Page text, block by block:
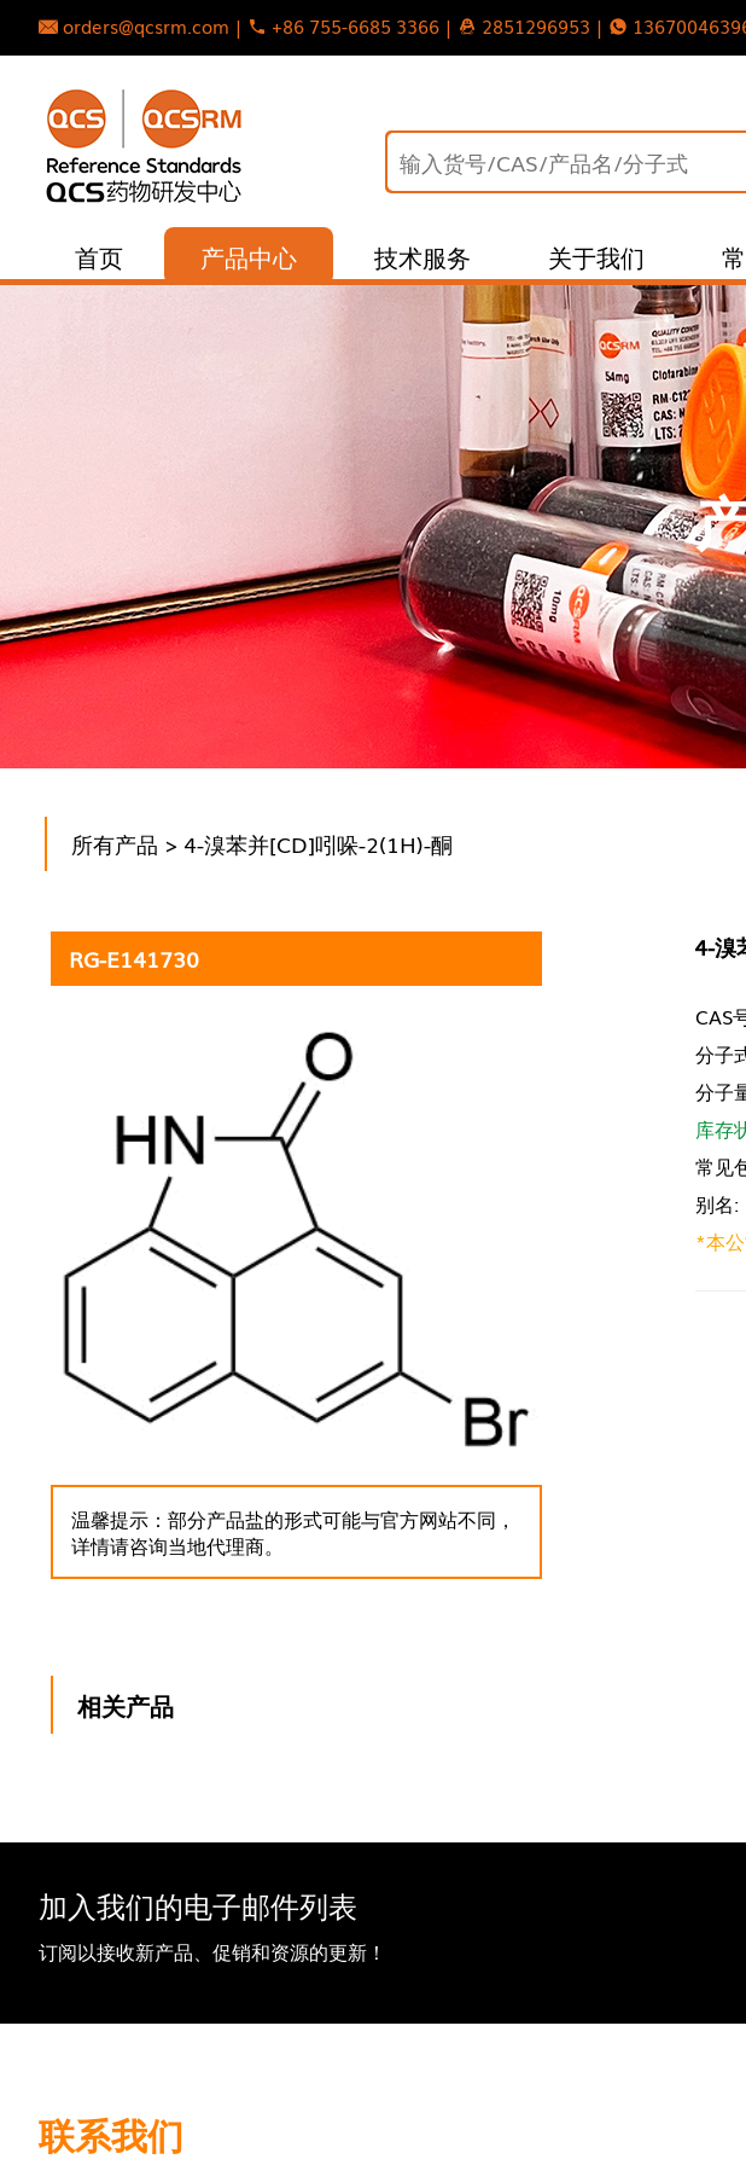
orders@qcsrm.com | +86 755-6685 3366 | 2851296953 |
首页 产品中心 技术服务 关于我们
所有产品 > 4-溴苯并[CD]吲哚-2(1H)-酮
RG-E141730
温馨提示：部分产品盐的形式可能与官方网站不同，
详情请咨询当地代理商。
4-溴
CAS
分子
分子
库存
常见
别名:
*本
相关产品
加入我们的电子邮件列表
订阅以接收新产品、促销和资源的更新！
联系我们